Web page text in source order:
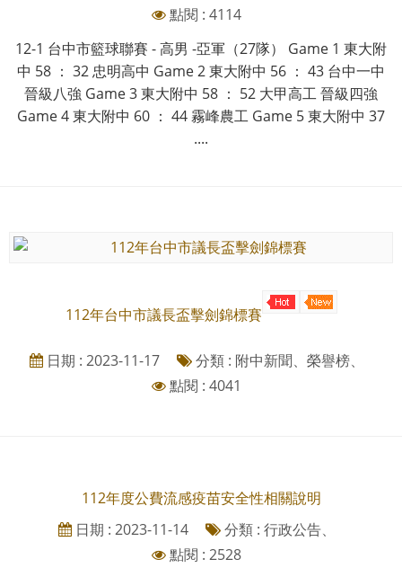
點閱 : 4114
12-1 台中市籃球聯賽 - 高男 -亞軍（27隊） Game 1 東大附
中 58 ： 32 忠明高中 Game 2 東大附中 56 ： 43 台中一中
晉級八強 Game 3 東大附中 58 ： 52 大甲高工 晉級四強
Game 4 東大附中 60 ： 44 霧峰農工 Game 5 東大附中 37
....
112年台中市議長盃擊劍錦標賽
日期 : 2023-11-17
分類 : 附中新聞、榮譽榜、
點閱 : 4041
112年度公費流感疫苗安全性相關說明
日期 : 2023-11-14
分類 : 行政公告、
點閱 : 2528